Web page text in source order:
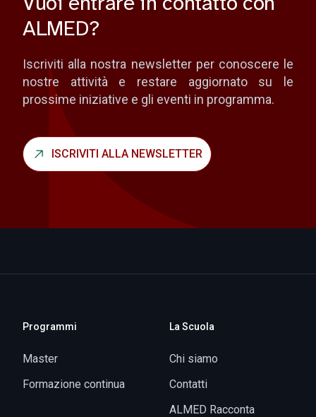
ALMED?
Iscriviti alla nostra newsletter per conoscere le
nostre attività e restare aggiornato su le
prossime iniziative e gli eventi in programma.
ISCRIVITI ALLA NEWSLETTER
Programmi
Master
Formazione continua
La Scuola
Chi siamo
Contatti
ALMED Racconta